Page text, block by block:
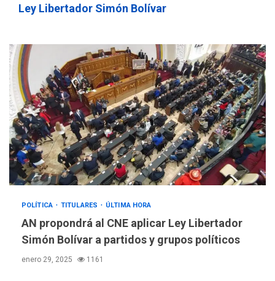
Ley Libertador Simón Bolívar
POLÍTICA TITULARES ÚLTIMA HORA
AN propondrá al CNE aplicar Ley Libertador
Simón Bolívar a partidos y grupos políticos
enero 29, 2025 1161